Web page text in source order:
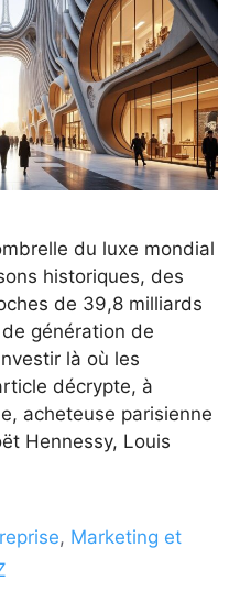
du luxe mondial
historiques, des
de 39,8 milliards
génération de
là où les
décrypte, à
acheteuse parisienne
Hennessy, Louis
, Marketing et